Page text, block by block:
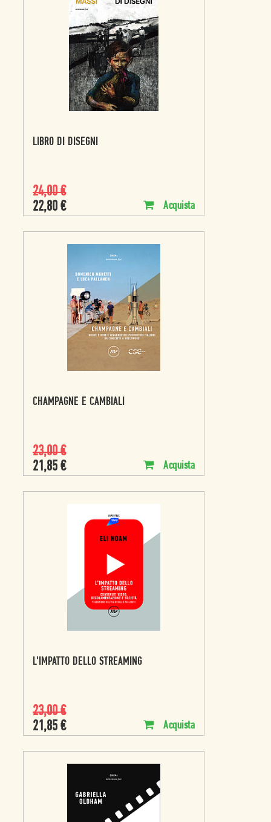
LIBRO DI DISEGNI
24,00€
22,80 € Acquista
CHAMPAGNE E CAMBIALI
23,00€
21,85 € Acquista
L'IMPATTO DELLO STREAMING
23,00€
21,85 € Acquista